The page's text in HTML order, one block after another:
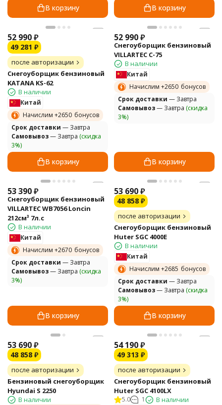
В корзину В корзину
52 990₽
49 281 ₽
после авторизации
Снегоуборщик бензиновый
KATANA KS-62
В наличии
Китай
Начислим +2650 бонусов
Cрок доставки — Завтра
Самовывоз— Завтра (скидка
3%)
В корзину
52 990₽
Снегоуборщик бензиновый
VILLARTEC C-75
В наличии
Китай
Начислим +2650 бонусов
Cрок доставки — Завтра
Самовывоз— Завтра (скидка
3%)
В корзину
53 390₽
Снегоуборщик бензиновый
VILLARTEC WB7056 Loncin
212см³ 7л.с
В наличии
Китай
Начислим +2670 бонусов
Cрок доставки — Завтра
Самовывоз— Завтра (скидка
3%)
В корзину
53 690₽
48 858 ₽
после авторизации
Снегоуборщик бензиновый
Huter SGC 4000E
В наличии
Китай
Начислим +2685 бонусов
Cрок доставки — Завтра
Самовывоз— Завтра (скидка
3%)
В корзину
53 690₽
48 858 ₽
после авторизации
Бензиновый снегоуборщик
Hyundai S 2250
В наличии
54 190₽
49 313 ₽
после авторизации
Снегоуборщик бензиновый
Huter SGC 4100LX
5.0 1 В наличии